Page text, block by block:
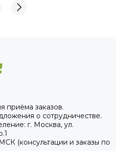
приёма заказов.
о сотрудничестве.
г. Москва, ул.
(консультации и заказы по